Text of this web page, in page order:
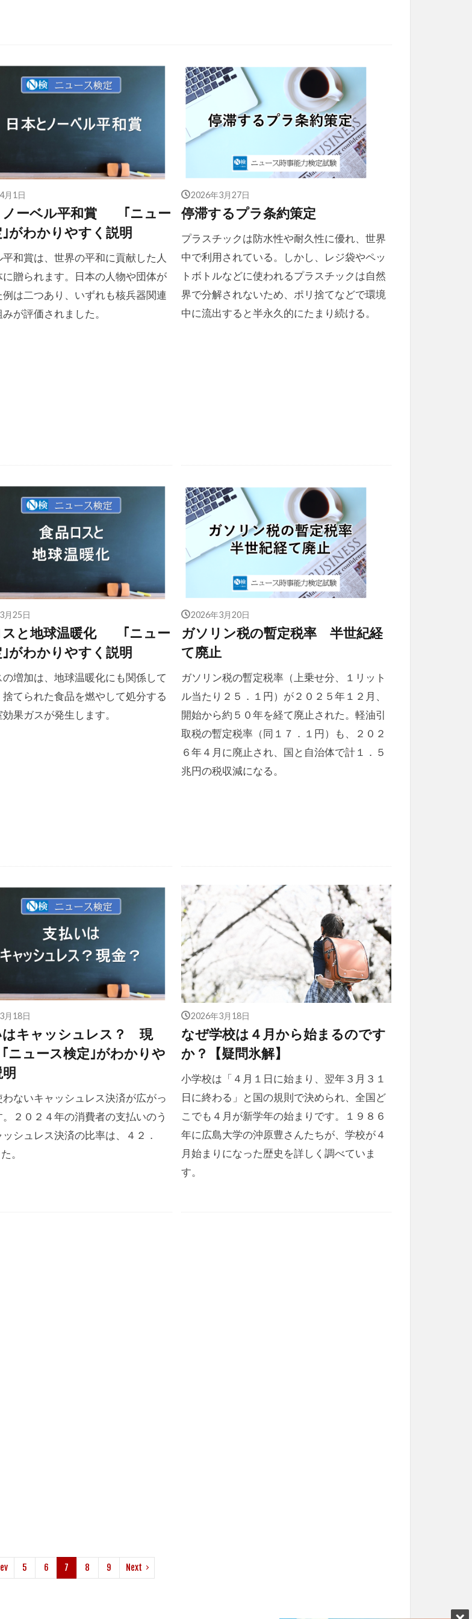
月1日
ノーベル平和賞 ｢ニュー
がわかりやすく説明
平和賞は、世界の平和に貢献した人
に贈られます。日本の人物や団体が
例は二つあり、いずれも核兵器関連
が評価されました。
2026年3月27日
停滞するプラ条約策定
プラスチックは防水性や耐久性に優れ、世界
中で利用されている。しかし、レジ袋やペッ
トボトルなどに使われるプラスチックは自然
界で分解されないため、ポリ捨てなどで環境
中に流出すると半永久的にたまり続ける。
月25日
スと地球温暖化 ｢ニュー
がわかりやすく説明
増加は、地球温暖化にも関係して
捨てられた食品を燃やして処分する
果ガスが発生します。
2026年3月20日
ガソリン税の暫定税率 半世紀経
て廃止
ガソリン税の暫定税率（上乗せ分、１リット
ル当たり２５．１円）が２０２５年１２月、
開始から約５０年を経て廃止された。軽油引
取税の暫定税率（同１７．１円）も、２０２
６年４月に廃止され、国と自治体で計１．５
兆円の税収減になる。
月18日
はキャッシュレス？ 現
ュース検定｣がわかりや
ないキャッシュレス決済が広がっ
。２０２４年の消費者の支払いのう
シュレス決済の比率は、４２．
。
2026年3月18日
なぜ学校は４月から始まるのです
か？【疑問氷解】
小学校は「４月１日に始まり、翌年３月３１
日に終わる」と国の規則で決められ、全国ど
こでも４月が新学年の始まりです。１９８６
年に広島大学の沖原豊さんたちが、学校が４
月始まりになった歴史を詳しく調べていま
す。
5 6 7 8 9 Next